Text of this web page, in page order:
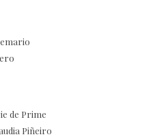
de Prime
Piñeiro